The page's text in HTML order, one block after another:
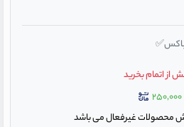
۲۵۰,۰۰۰
محصولات غیرفعال می باشد